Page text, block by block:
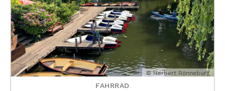
© Herbert Rönneburg
FAHRRAD